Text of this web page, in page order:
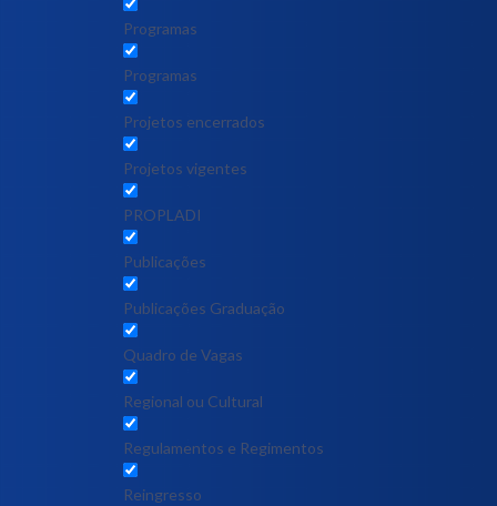
Programas
Programas
Projetos encerrados
Projetos vigentes
PROPLADI
Publicações
Publicações Graduação
Quadro de Vagas
Regional ou Cultural
Regulamentos e Regimentos
Reingresso